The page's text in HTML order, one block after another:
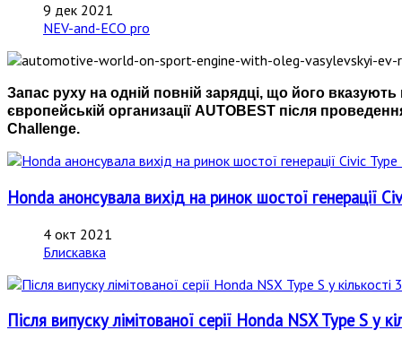
9 дек 2021
NEV-and-ECO pro
Запас руху на одній повній зарядці, що його
європейській организації AUTOBEST після
Challenge.
Honda анонсувала вихід на ринок шостої генерації
4 окт 2021
Блискавка
Після випуску лімітованої серії Honda NSX Type S